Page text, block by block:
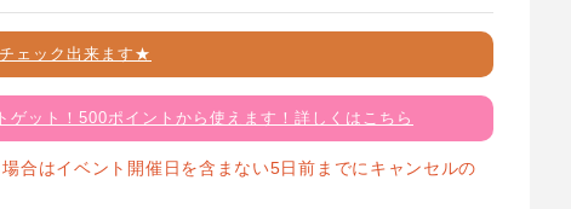
ェック出来ます★
ゲット！500ポイントから使えます！詳しくはこちら
合はイベント開催日を含まない5日前までにキャンセルの